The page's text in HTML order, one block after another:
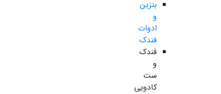
بنزین
و
ادوات
فندک
فندک
و
ست
کادویی